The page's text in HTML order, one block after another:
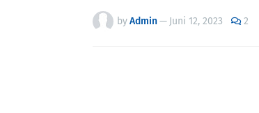
byAdmin— Juni 12, 2023 2